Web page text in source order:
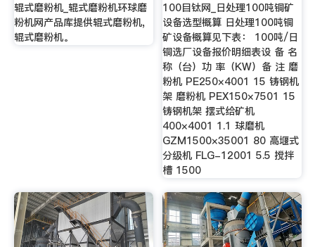
辊式磨粉机_辊式磨粉机环球磨
粉机网产品库提供辊式磨粉机,
辊式磨粉机。
100目钛网_日处理100吨铜矿
设备选型概算 日处理100吨铜
矿设备概算见下表： 100吨/日
铜选厂设备报价明细表设 备 名
称（台）功 率（KW）备 注 磨
粉机 PE250×4001 15 铸钢机
架 磨粉机 PEX150×7501 15
铸钢机架 摆式给矿机
400×4001 1.1 球磨机
GZM1500×35001 80 高堰式
分级机 FLG-12001 5.5 搅拌
槽 1500